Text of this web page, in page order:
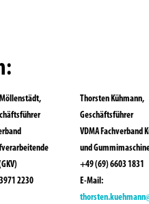
2230
Thorsten Kühmann,
Geschäftsführer
VDMA Fachverband
und
+49 (69) 6603 1831
E-Mail: